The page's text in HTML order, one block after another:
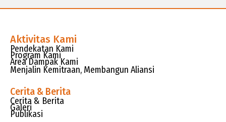
Aktivitas Kami
Pendekatan Kami
Program Kami
Area Dampak Kami
Menjalin Kemitraan, Membangun Aliansi
Cerita & Berita
Cerita & Berita
Galeri
Publikasi